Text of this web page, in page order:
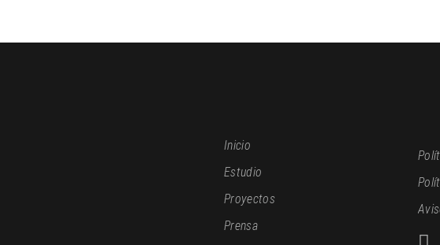
Inicio
Estudio
Proyectos
Prensa